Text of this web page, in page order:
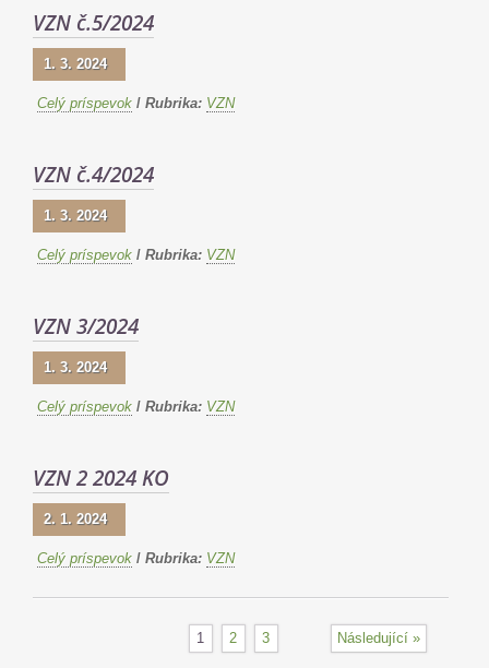
VZN č.5/2024
1. 3. 2024
Celý príspevok / Rubrika: VZN
VZN č.4/2024
1. 3. 2024
Celý príspevok / Rubrika: VZN
VZN 3/2024
1. 3. 2024
Celý príspevok / Rubrika: VZN
VZN 2 2024 KO
2. 1. 2024
Celý príspevok / Rubrika: VZN
1 2 3 Následující »